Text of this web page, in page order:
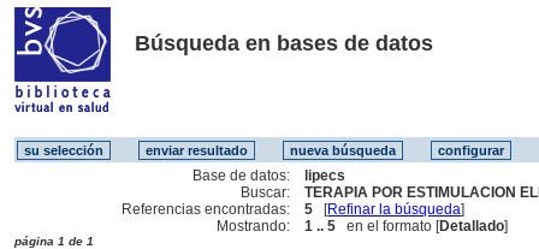
Búsqueda en bases de datos
Base de datos:
lipecs
Buscar:
TERAPIA POR ESTIMULACION
Referencias encontradas:
5 [Refinar la búsqueda]
Mostrando:
1 .. 5 en el formato [Detallado]
página 1 de 1